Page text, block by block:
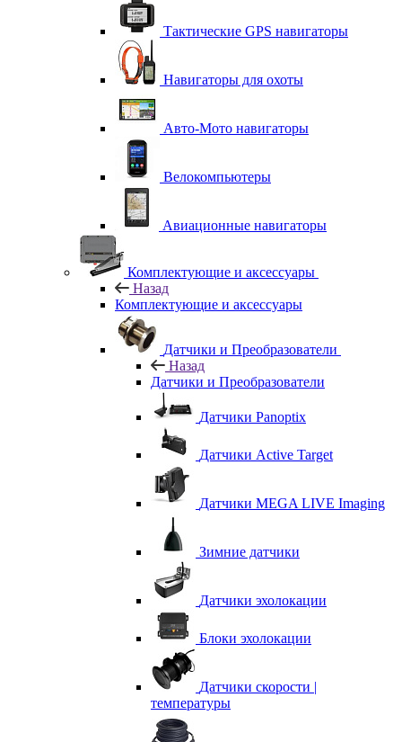
Тактические GPS навигаторы
Навигаторы для охоты
Авто-Мото навигаторы
Велокомпьютеры
Авиационные навигаторы
Комплектующие и аксессуары
Назад
Комплектующие и аксессуары
Датчики и Преобразователи
Назад
Датчики и Преобразователи
Датчики Panoptix
Датчики Active Target
Датчики MEGA LIVE Imaging
Зимние датчики
Датчики эхолокации
Блоки эхолокации
Датчики скорости |
температуры